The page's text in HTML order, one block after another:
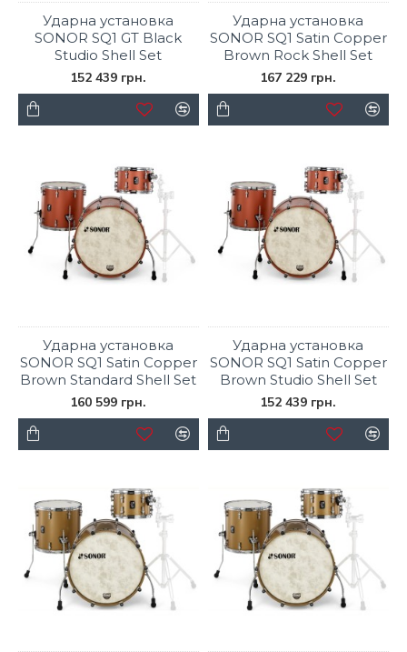
Ударна установка
SONOR SQ1 GT Black
Studio Shell Set
152 439 грн.
Ударна установка
SONOR SQ1 Satin Copper
Brown Rock Shell Set
167 229 грн.
Ударна установка
SONOR SQ1 Satin Copper
Brown Standard Shell Set
160 599 грн.
Ударна установка
SONOR SQ1 Satin Copper
Brown Studio Shell Set
152 439 грн.